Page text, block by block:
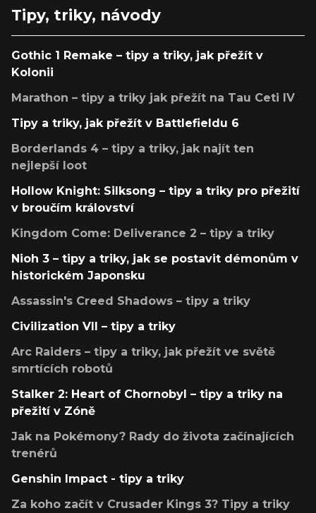
Tipy, triky, návody
Gothic 1 Remake – tipy a triky, jak přežít v
Kolonii
Marathon – tipy a triky jak přežít na Tau Ceti IV
Tipy a triky, jak přežít v Battlefieldu 6
Borderlands 4 – tipy a triky, jak najít ten
nejlepší loot
Hollow Knight: Silksong – tipy a triky pro přežití
v broučím království
Kingdom Come: Deliverance 2 – tipy a triky
Nioh 3 – tipy a triky, jak se postavit démonům v
historickém Japonsku
Assassin's Creed Shadows – tipy a triky
Civilization VII – tipy a triky
Arc Raiders – tipy a triky, jak přežít ve světě
smrtících robotů
Stalker 2: Heart of Chornobyl – tipy a triky na
přežití v Zóně
Jak na Pokémony? Rady do života začínajících
trenérů
Genshin Impact - tipy a triky
Za koho začít v Crusader Kings 3? Tipy a triky